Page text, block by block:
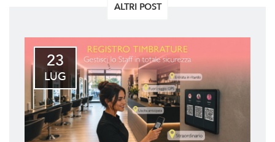
ALTRI POST
23
LUG